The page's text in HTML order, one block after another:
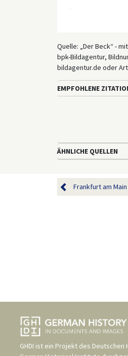
Quelle: „Der Beck“ -
bpk-Bildagentur,
bildagentur.de oder
EMPFOHLENE
ÄHNLICHE QUELLEN
Frankfurt am
GHDI ist ein Projekt des Deutschen